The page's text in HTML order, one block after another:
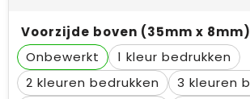
Voorzijde boven (35mm x 8mm)
Onbewerkt
1
2
3